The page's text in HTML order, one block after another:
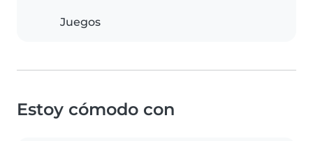
Juegos
Estoy cómodo con